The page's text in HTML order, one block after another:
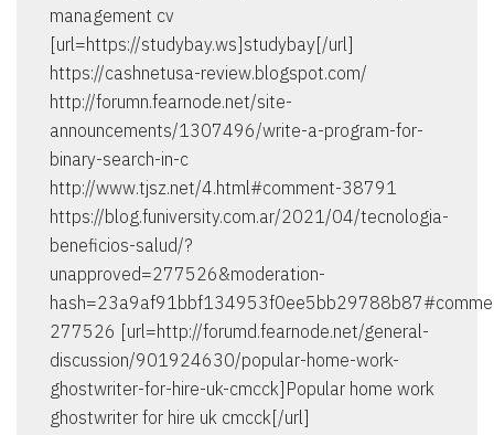
management cv
[url=https://studybay.ws]studybay[/url]
https://cashnetusa-review.blogspot.com/
http://forumn.fearnode.net/site-
announcements/1307496/write-a-program-for-
binary-search-in-c
http://www.tjsz.net/4.html#comment-38791
https://blog.funiversity.com.ar/2021/04/tecnologia-
beneficios-salud/?
unapproved=277526&moderation-
277526 [url=http://forumd.fearnode.net/general-
discussion/901924630/popular-home-work-
ghostwriter-for-hire-uk-cmcck]Popular home work
ghostwriter for hire uk cmcck[/url]